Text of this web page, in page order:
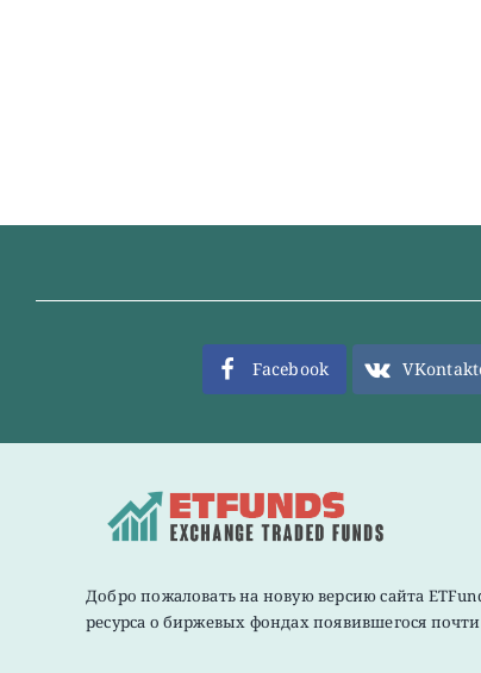
Facebook
Добро пожаловать на новую версию сайта
ресурса о биржевых фондах появившегося почти